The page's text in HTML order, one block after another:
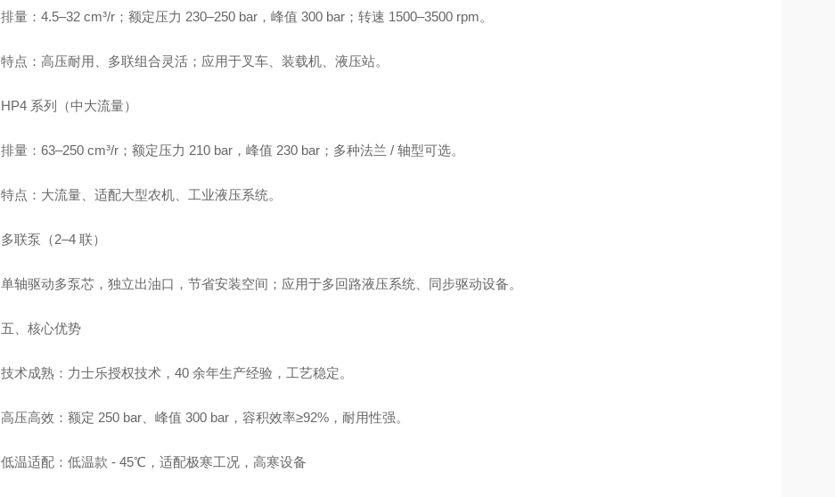
排量：4.5–32 cm³/r；额定压力 230–250 bar，峰值 300 bar；转速 1500–3500 rpm。
特点：高压耐用、多联组合灵活；应用于叉车、装载机、液压站。
HP4 系列（中大流量）
排量：63–250 cm³/r；额定压力 210 bar，峰值 230 bar；多种法兰 / 轴型可选。
特点：大流量、适配大型农机、工业液压系统。
多联泵（2–4 联）
单轴驱动多泵芯，独立出油口，节省安装空间；应用于多回路液压系统、同步驱动设备。
五、核心优势
技术成熟：力士乐授权技术，40 余年生产经验，工艺稳定。
高压高效：额定 250 bar、峰值 300 bar，容积效率≥92%，耐用性强。
低温适配：低温款 - 45℃，适配极寒工况，高寒设备